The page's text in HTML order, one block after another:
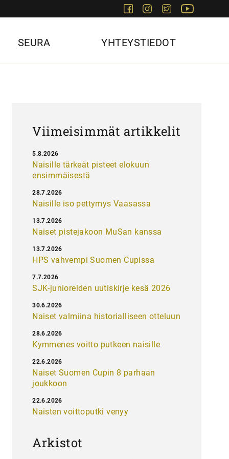
FacebookInstagram
Twitter
SEURA YHTEYSTIEDOT
Viimeisimmät artikkelit
Naisille tärkeät pisteet elokuun
ensimmäisestä
5.8.2026
Naisille iso pettymys Vaasassa
28.7.2026
Naiset pistejakoon MuSan kanssa
13.7.2026
HPS vahvempi Suomen Cupissa
13.7.2026
SJK-junioreiden uutiskirje kesä 2026
7.7.2026
Naiset valmiina historialliseen otteluun
30.6.2026
Kymmenes voitto putkeen naisille
28.6.2026
Naiset Suomen Cupin 8 parhaan
joukkoon
22.6.2026
Naisten voittoputki venyy
22.6.2026
Arkistot